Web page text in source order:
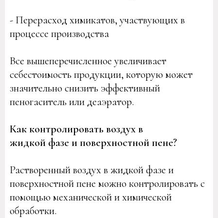
- Перерасход химикатов, участвующих в
процессе производства
Все вышеперечисленное увеличивает
себестоимость продукции, которую может
значительно снизить эффективный
пеногаситель или деаэратор.
Как контролировать воздух в
жидкой фазе и поверхностной пене?
Растворенный воздух в жидкой фазе и
поверхностной пене можно контролировать с
помощью механической и химической
обработки.